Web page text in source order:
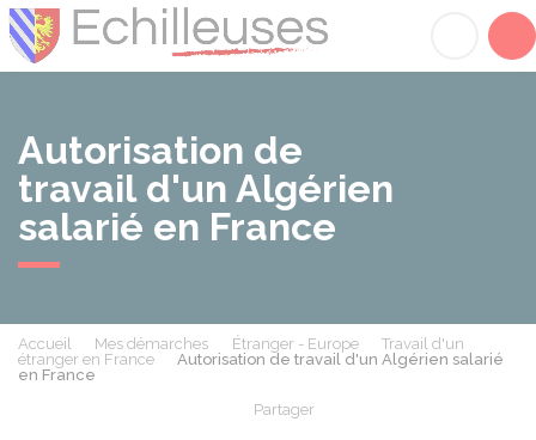
Autorisation de
travail d'un Algérien
salarié en France
Accueil Mes démarches Étranger - Europe
Travail d'un
étranger en France
Autorisation de travail d'un Algérien salarié
en France
Partager